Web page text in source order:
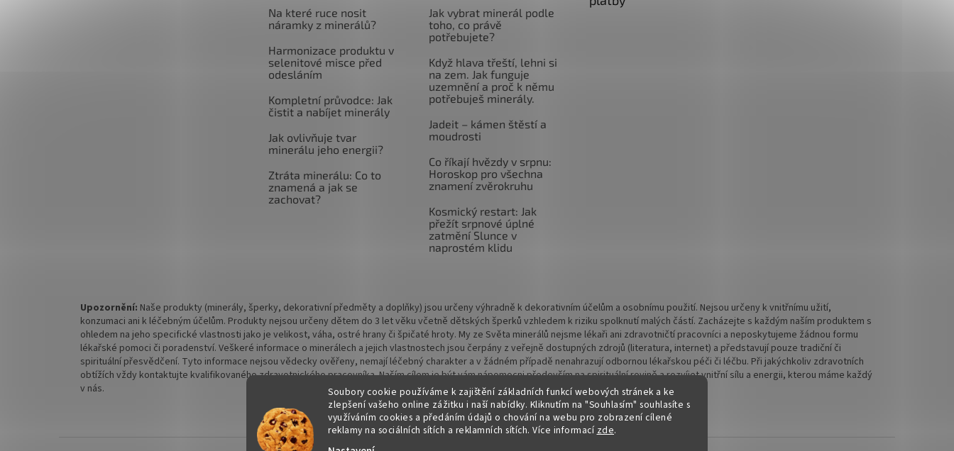
Soubory cookie používáme k zajištění základních funkcí webových stránek a ke
zlepšení vašeho online zážitku i naší nabídky. Kliknutím na "Souhlasím" souhlasíte s
využíváním cookies a předáním údajů o chování na webu pro zobrazení cílené
reklamy na sociálních sítích a reklamních sítích. Více informací zde.
Na které ruce nosit
náramky z minerálů?
Harmonizace produktu v
selenitové misce před
odesláním
Kompletní průvodce: Jak
čistit a nabíjet minerály
Jak ovlivňuje tvar
minerálu jeho energii?
Ztráta minerálu: Co to
znamená a jak se
zachovat?
Jak vybrat minerál podle
toho, co právě
potřebujete?
Když hlava třeští, lehni si
na zem. Jak funguje
uzemnění a proč k němu
potřebuješ minerály.
Jadeit – kámen štěstí a
moudrosti
Co říkají hvězdy v srpnu:
Horoskop pro všechna
znamení zvěrokruhu
Kosmický restart: Jak
přežít srpnové úplné
zatmění Slunce v
naprostém klidu
Upozornění: Naše produkty (minerály, šperky, dekorativní předměty a doplňky) jsou určeny výhradně k dekorativním účelům a osobnímu použití. Nejsou určeny k vnitřnímu užití,
konzumaci ani k léčebným účelům. Produkty nejsou určeny dětem do 3 let věku včetně dětských šperků vzhledem k riziku spolknutí malých částí. Zacházejte s každým naším produktem s
ohledem na jeho specifické vlastnosti jako je velikost, váha, ostré hrany či špičaté hroty. My ze Světa minerálů nejsme lékaři ani zdravotničtí pracovníci a neposkytujeme žádnou formu
lékařské pomoci či poradenství. Veškeré informace o minerálech a jejich vlastnostech jsou čerpány z veřejně dostupných zdrojů (literatura, internet) a představují pouze tradiční či
spirituální přesvědčení. Tyto informace nejsou vědecky ověřeny, nemají léčebný charakter a v žádném případě nenahrazují odbornou lékařskou péči či léčbu. Při jakýchkoliv zdravotních
obtížích vždy kontaktujte kvalifikovaného zdravotnického pracovníka. Naším cílem je být vám nápomocni především na spirituální rovině a rozvíjet vnitřní sílu a energii, kterou máme každý
v nás.